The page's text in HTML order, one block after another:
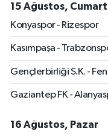
15 Ağustos,
Konyaspor - Rizespor
Kasımpaşa -
Gençlerbirliği S.K. -
Gaziantep FK -
16 Ağustos, Pazar